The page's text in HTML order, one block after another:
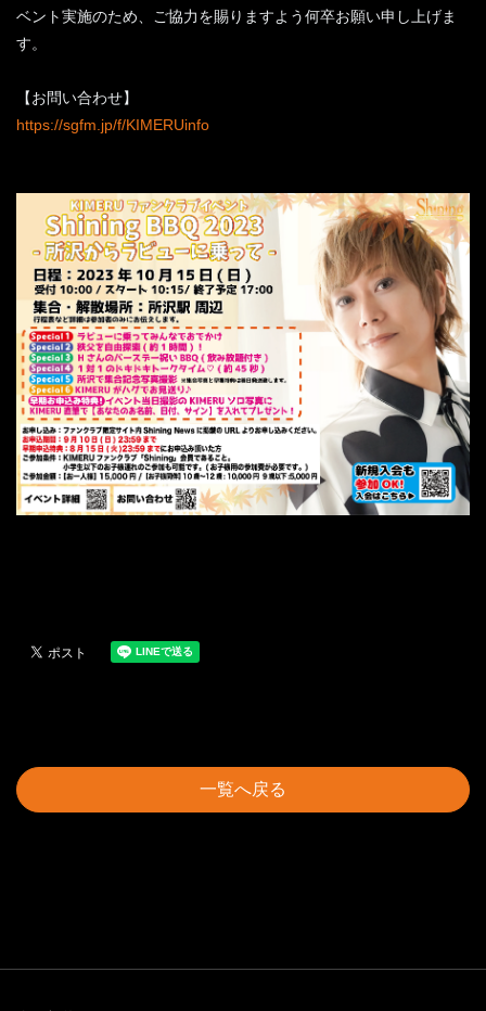
ベント実施のため、ご協力を賜りますよう何卒お願い申し上げま
す。
【お問い合わせ】
https://sgfm.jp/f/KIMERUinfo
一覧へ戻る